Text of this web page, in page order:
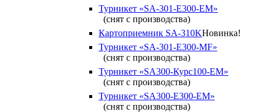
Турникет «SA-301-Е300-ЕМ»
(снят с производства)
Картоприемник SA-310KНовинка!
Турникет «SA-301-Е300-MF»
(снят с производства)
Турникет «SA300-Курс100-ЕМ»
(снят с производства)
Турникет «SA300-Е300-EM»
(снят с производства)